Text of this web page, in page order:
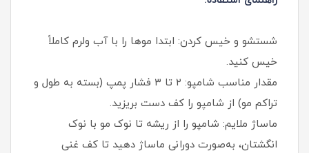
شستشو و خیس کردن: ابتدا موها را با آب ولرم کاملاً
خیس کنید.
مقدار مناسب شامپو: ۲ تا ۳ فشار پمپ (بسته به طول و
تراکم مو) از شامپو را کف دست بریزید.
ماساژ ملایم: شامپو را از ریشه تا نوک مو با نوک
انگشتان، به‌صورت دورانی ماساژ دهید تا کف غنی